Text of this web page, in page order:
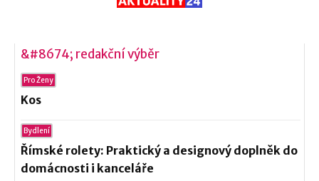
&#8674; redakční výběr
Pro Ženy
Kos
Bydlení
Římské rolety: Praktický a designový doplněk do
domácnosti i kanceláře